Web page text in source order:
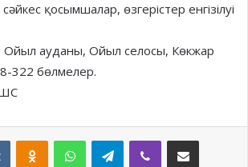
қосымшалар, өзгерістер енгізілуі
ауданы, Ойыл селосы, Көкжар
322 бөлмелер.
VKontakteOdnoklassniki
WhatsAppTelegramViber Share via Email